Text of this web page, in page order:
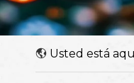
Usted está